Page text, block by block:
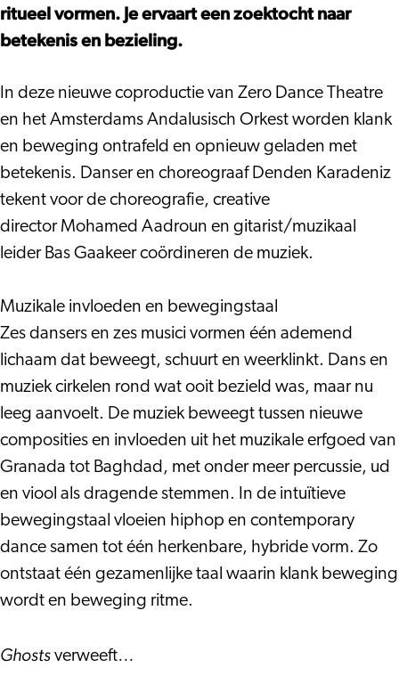
en
AAO
Ghosts
Dance
Theatre
AAO
–
Ghosts
ritueel vormen. Je ervaart een zoektocht naar
betekenis en bezieling.
In deze nieuwe coproductie van Zero Dance Theatre
en het Amsterdams Andalusisch Orkest worden klank
en beweging ontrafeld en opnieuw geladen met
betekenis. Danser en choreograaf Denden Karadeniz
tekent voor de choreografie, creative
director Mohamed Aadroun en gitarist/muzikaal
leider Bas Gaakeer coördineren de muziek.
Muzikale invloeden en bewegingstaal
Zes dansers en zes musici vormen één ademend
lichaam dat beweegt, schuurt en weerklinkt. Dans en
muziek cirkelen rond wat ooit bezield was, maar nu
leeg aanvoelt. De muziek beweegt tussen nieuwe
composities en invloeden uit het muzikale erfgoed van
Granada tot Baghdad, met onder meer percussie, ud
en viool als dragende stemmen. In de intuïtieve
bewegingstaal vloeien hiphop en contemporary
dance samen tot één herkenbare, hybride vorm. Zo
ontstaat één gezamenlijke taal waarin klank beweging
wordt en beweging ritme.
Ghosts verweeft…